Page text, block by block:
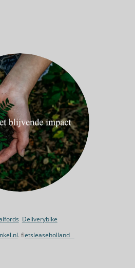
Deliverybike
. fietsleaseholland